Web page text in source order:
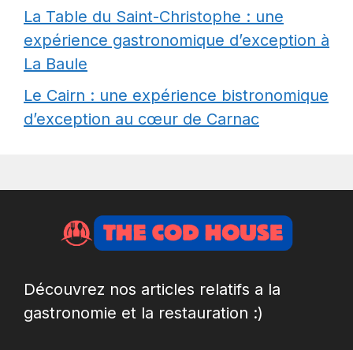
La Table du Saint-Christophe : une
expérience gastronomique d’exception à
La Baule
Le Cairn : une expérience bistronomique
d’exception au cœur de Carnac
Découvrez nos articles relatifs a la
gastronomie et la restauration :)